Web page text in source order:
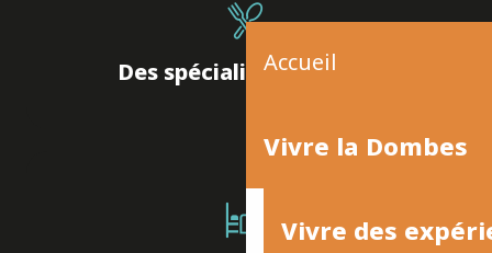
Accueil
Vivre la Dombes
Vivre des
Des spécialités uniques